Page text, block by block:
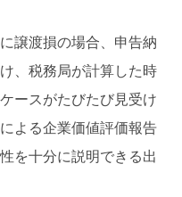
譲渡損の場合、申告納
、税務局が計算した時
ースがたびたび見受け
よる企業価値評価報告
を十分に説明できる出